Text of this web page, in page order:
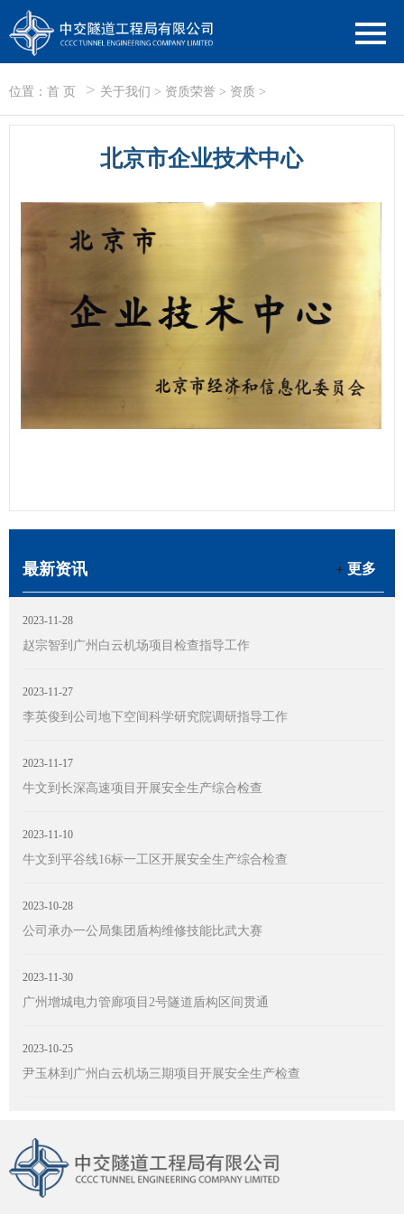
位置： 首 页 > 关于我们 > 资质荣誉 > 资质 >
北京市企业技术中心
更多
最新资讯
2023-11-28
赵宗智到广州白云机场项目检查指导工作
2023-11-27
李英俊到公司地下空间科学研究院调研指导工作
2023-11-17
牛文到长深高速项目开展安全生产综合检查
2023-11-10
牛文到平谷线16标一工区开展安全生产综合检查
2023-10-28
公司承办一公局集团盾构维修技能比武大赛
2023-11-30
广州增城电力管廊项目2号隧道盾构区间贯通
2023-10-25
尹玉林到广州白云机场三期项目开展安全生产检查